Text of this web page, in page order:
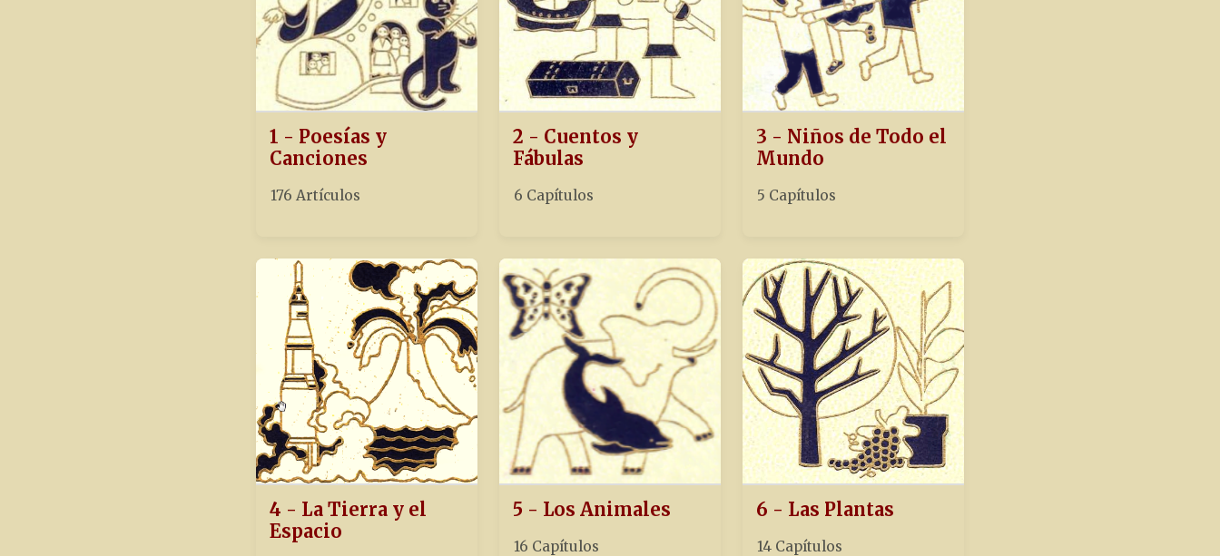
1 - Poesías y
Canciones
176 Artículos
2 - Cuentos y
Fábulas
6 Capítulos
3 - Niños de Todo el
Mundo
5 Capítulos
4 - La Tierra y el
Espacio
5 - Los Animales
16 Capítulos
6 - Las Plantas
14 Capítulos